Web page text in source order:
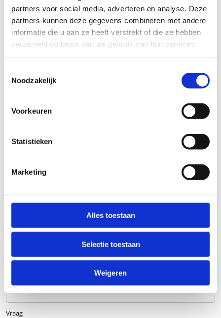
partners voor social media, adverteren en analyse. Deze
partners kunnen deze gegevens combineren met andere
informatie die u aan ze heeft verstrekt of die ze hebben
verzameld op basis van uw gebruik van hun services.
Noodzakelijk
Voorkeuren
Statistieken
Marketing
Alles toestaan
Selectie toestaan
Weigeren
Kleur
Ecru, Beige, Blauw, Rood, Groen, Zwart,
Grafiet, Marine blauw, Terracotta, Bruin,
Grijs, Licht groen, Honing, Zee Groen, Oranje
Wij nemen binnen 24 uur contact met je op via de e-mail of telefoon.
Product
Naam
Vraag